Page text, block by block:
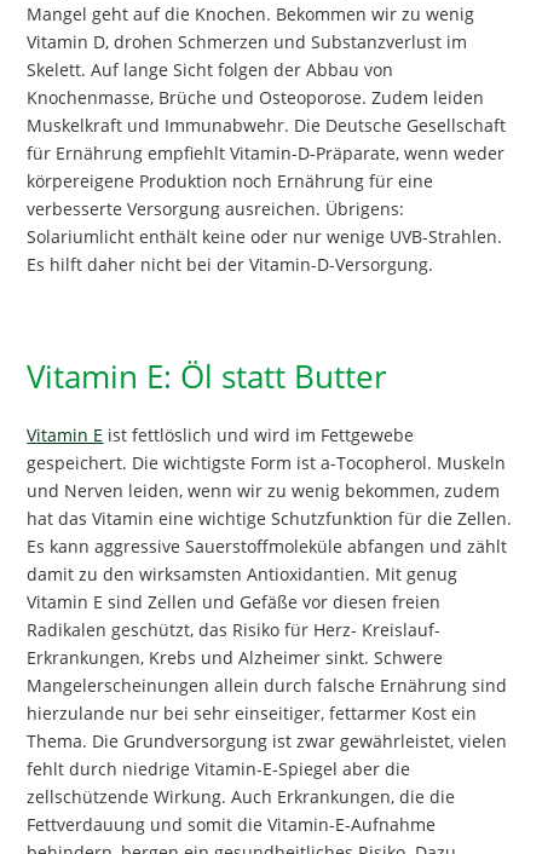
Mangel geht auf die Knochen. Bekommen wir zu wenig
Vitamin D, drohen Schmerzen und Substanzverlust im
Skelett. Auf lange Sicht folgen der Abbau von
Knochenmasse, Brüche und Osteoporose. Zudem leiden
Muskelkraft und Immunabwehr. Die Deutsche Gesellschaft
für Ernährung empfiehlt Vitamin-D-Präparate, wenn weder
körpereigene Produktion noch Ernährung für eine
verbesserte Versorgung ausreichen. Übrigens:
Solariumlicht enthält keine oder nur wenige UVB-Strahlen.
Es hilft daher nicht bei der Vitamin-D-Versorgung.
Vitamin E: Öl statt Butter
Vitamin E ist fettlöslich und wird im Fettgewebe
gespeichert. Die wichtigste Form ist a-Tocopherol. Muskeln
und Nerven leiden, wenn wir zu wenig bekommen, zudem
hat das Vitamin eine wichtige Schutzfunktion für die Zellen.
Es kann aggressive Sauerstoffmoleküle abfangen und zählt
damit zu den wirksamsten Antioxidantien. Mit genug
Vitamin E sind Zellen und Gefäße vor diesen freien
Radikalen geschützt, das Risiko für Herz- Kreislauf-
Erkrankungen, Krebs und Alzheimer sinkt. Schwere
Mangelerscheinungen allein durch falsche Ernährung sind
hierzulande nur bei sehr einseitiger, fettarmer Kost ein
Thema. Die Grundversorgung ist zwar gewährleistet, vielen
fehlt durch niedrige Vitamin-E-Spiegel aber die
zellschützende Wirkung. Auch Erkrankungen, die die
Fettverdauung und somit die Vitamin-E-Aufnahme